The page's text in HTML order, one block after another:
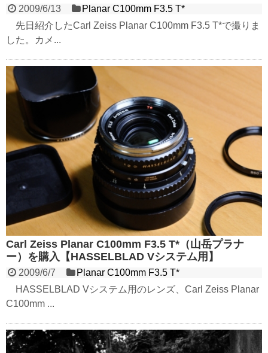
2009/6/13
Planar C100mm F3.5 T*
先日紹介したCarl Zeiss Planar C100mm F3.5 T*で撮りま
した。カメ...
Carl Zeiss Planar C100mm F3.5 T*（山岳プラナ
ー）を購入【HASSELBLAD Vシステム用】
2009/6/7
Planar C100mm F3.5 T*
HASSELBLAD Vシステム用のレンズ、Carl Zeiss Planar
C100mm ...